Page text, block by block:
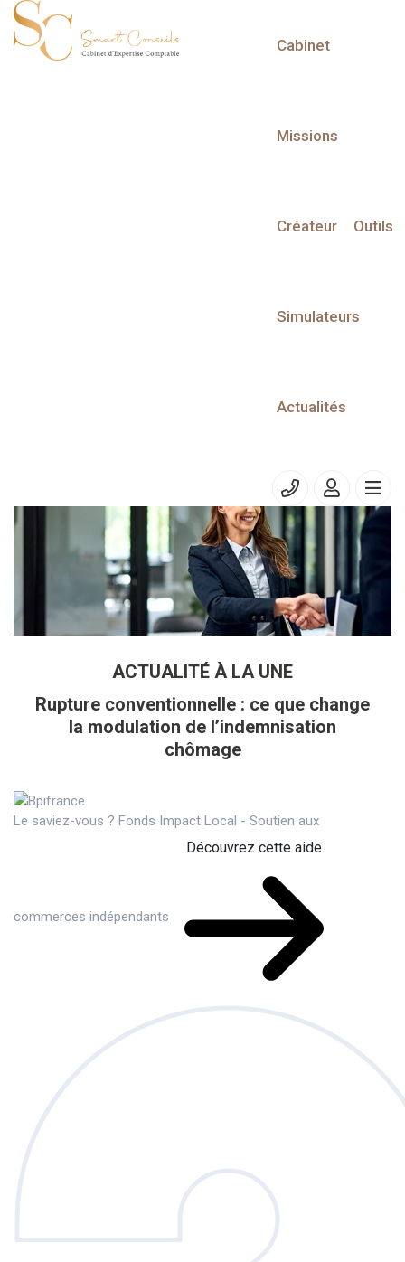
Cabinet
Missions
Créateur Outils
Simulateurs
Actualités
ACTUALITÉ À LA UNE
Rupture conventionnelle : ce que change
la modulation de l’indemnisation
chômage
Le saviez-vous ? Fonds Impact Local - Soutien aux
commerces indépendants
Découvrez cette aide